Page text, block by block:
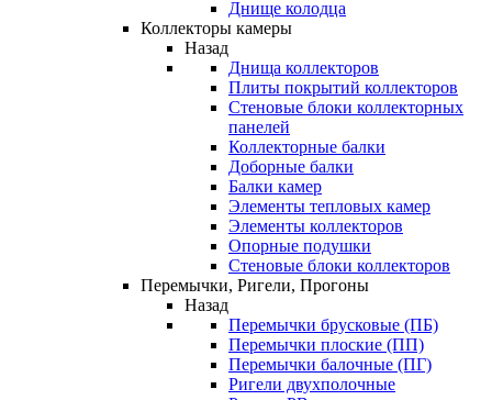
Днище колодца
Коллекторы камеры
Назад
Днища коллекторов
Плиты покрытий коллекторов
Стеновые блоки коллекторных
панелей
Коллекторные балки
Доборные балки
Балки камер
Элементы тепловых камер
Элементы коллекторов
Опорные подушки
Стеновые блоки коллекторов
Перемычки, Ригели, Прогоны
Назад
Перемычки брусковые (ПБ)
Перемычки плоские (ПП)
Перемычки балочные (ПГ)
Ригели двухполочные